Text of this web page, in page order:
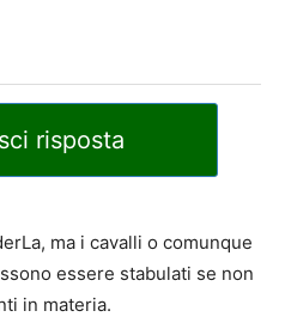
risposta
ma i cavalli o comunque
essere stabulati se non
in materia.